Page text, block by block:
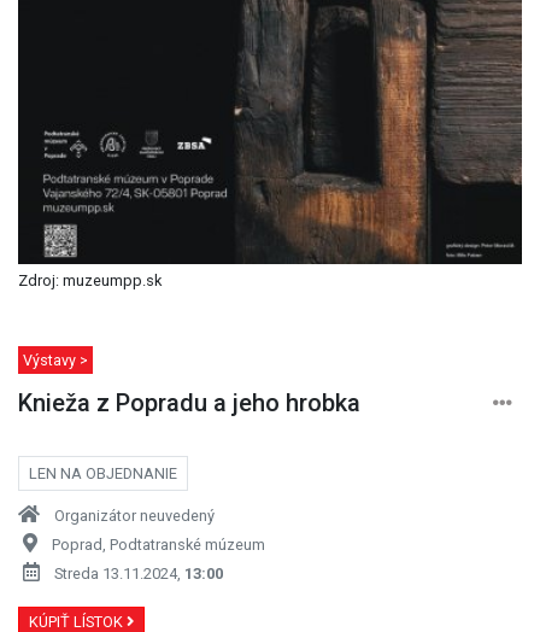
Zdroj: muzeumpp.sk
Výstavy >
Knieža z Popradu a jeho hrobka
LEN NA OBJEDNANIE
Organizátor neuvedený
Poprad, Podtatranské múzeum
Streda 13.11.2024, 13:00
KÚPIŤ LÍSTOK